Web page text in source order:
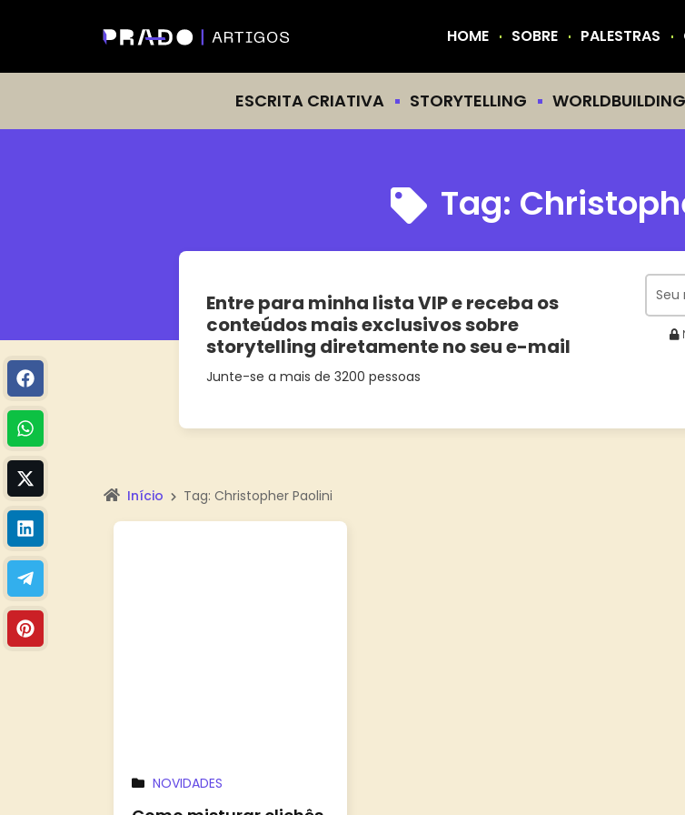
HOME SOBRE PALESTRAS
ESCRITA CRIATIVA STORYTELLING WORLDBUILDING
Tag:
Entre para minha lista VIP e receba os
conteúdos mais exclusivos sobre
storytelling diretamente no seu e-mail
Junte-se a mais de 3200 pessoas
Início Tag: Christopher Paolini
NOVIDADES